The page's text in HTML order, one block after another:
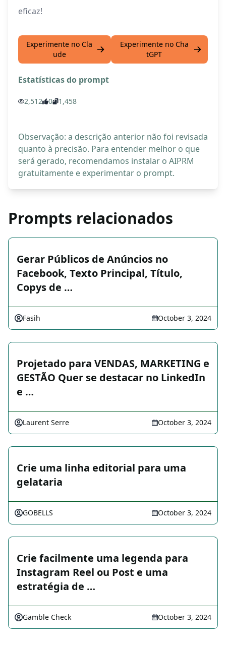
eficaz!
Experimente no Cla
ude
Experimente no Cha
tGPT
Estatísticas do prompt
2,512 0 1,458
Observação: a descrição anterior não foi revisada
quanto à precisão. Para entender melhor o que
será gerado, recomendamos instalar o AIPRM
gratuitamente e experimentar o prompt.
Prompts relacionados
Gerar Públicos de Anúncios no
Facebook, Texto Principal, Título,
Copys de …
Fasih October 3, 2024
Projetado para VENDAS, MARKETING e
GESTÃO Quer se destacar no LinkedIn
e …
Laurent Serre October 3, 2024
Crie uma linha editorial para uma
gelataria
GOBELLS October 3, 2024
Crie facilmente uma legenda para
Instagram Reel ou Post e uma
estratégia de …
Gamble Check October 3, 2024